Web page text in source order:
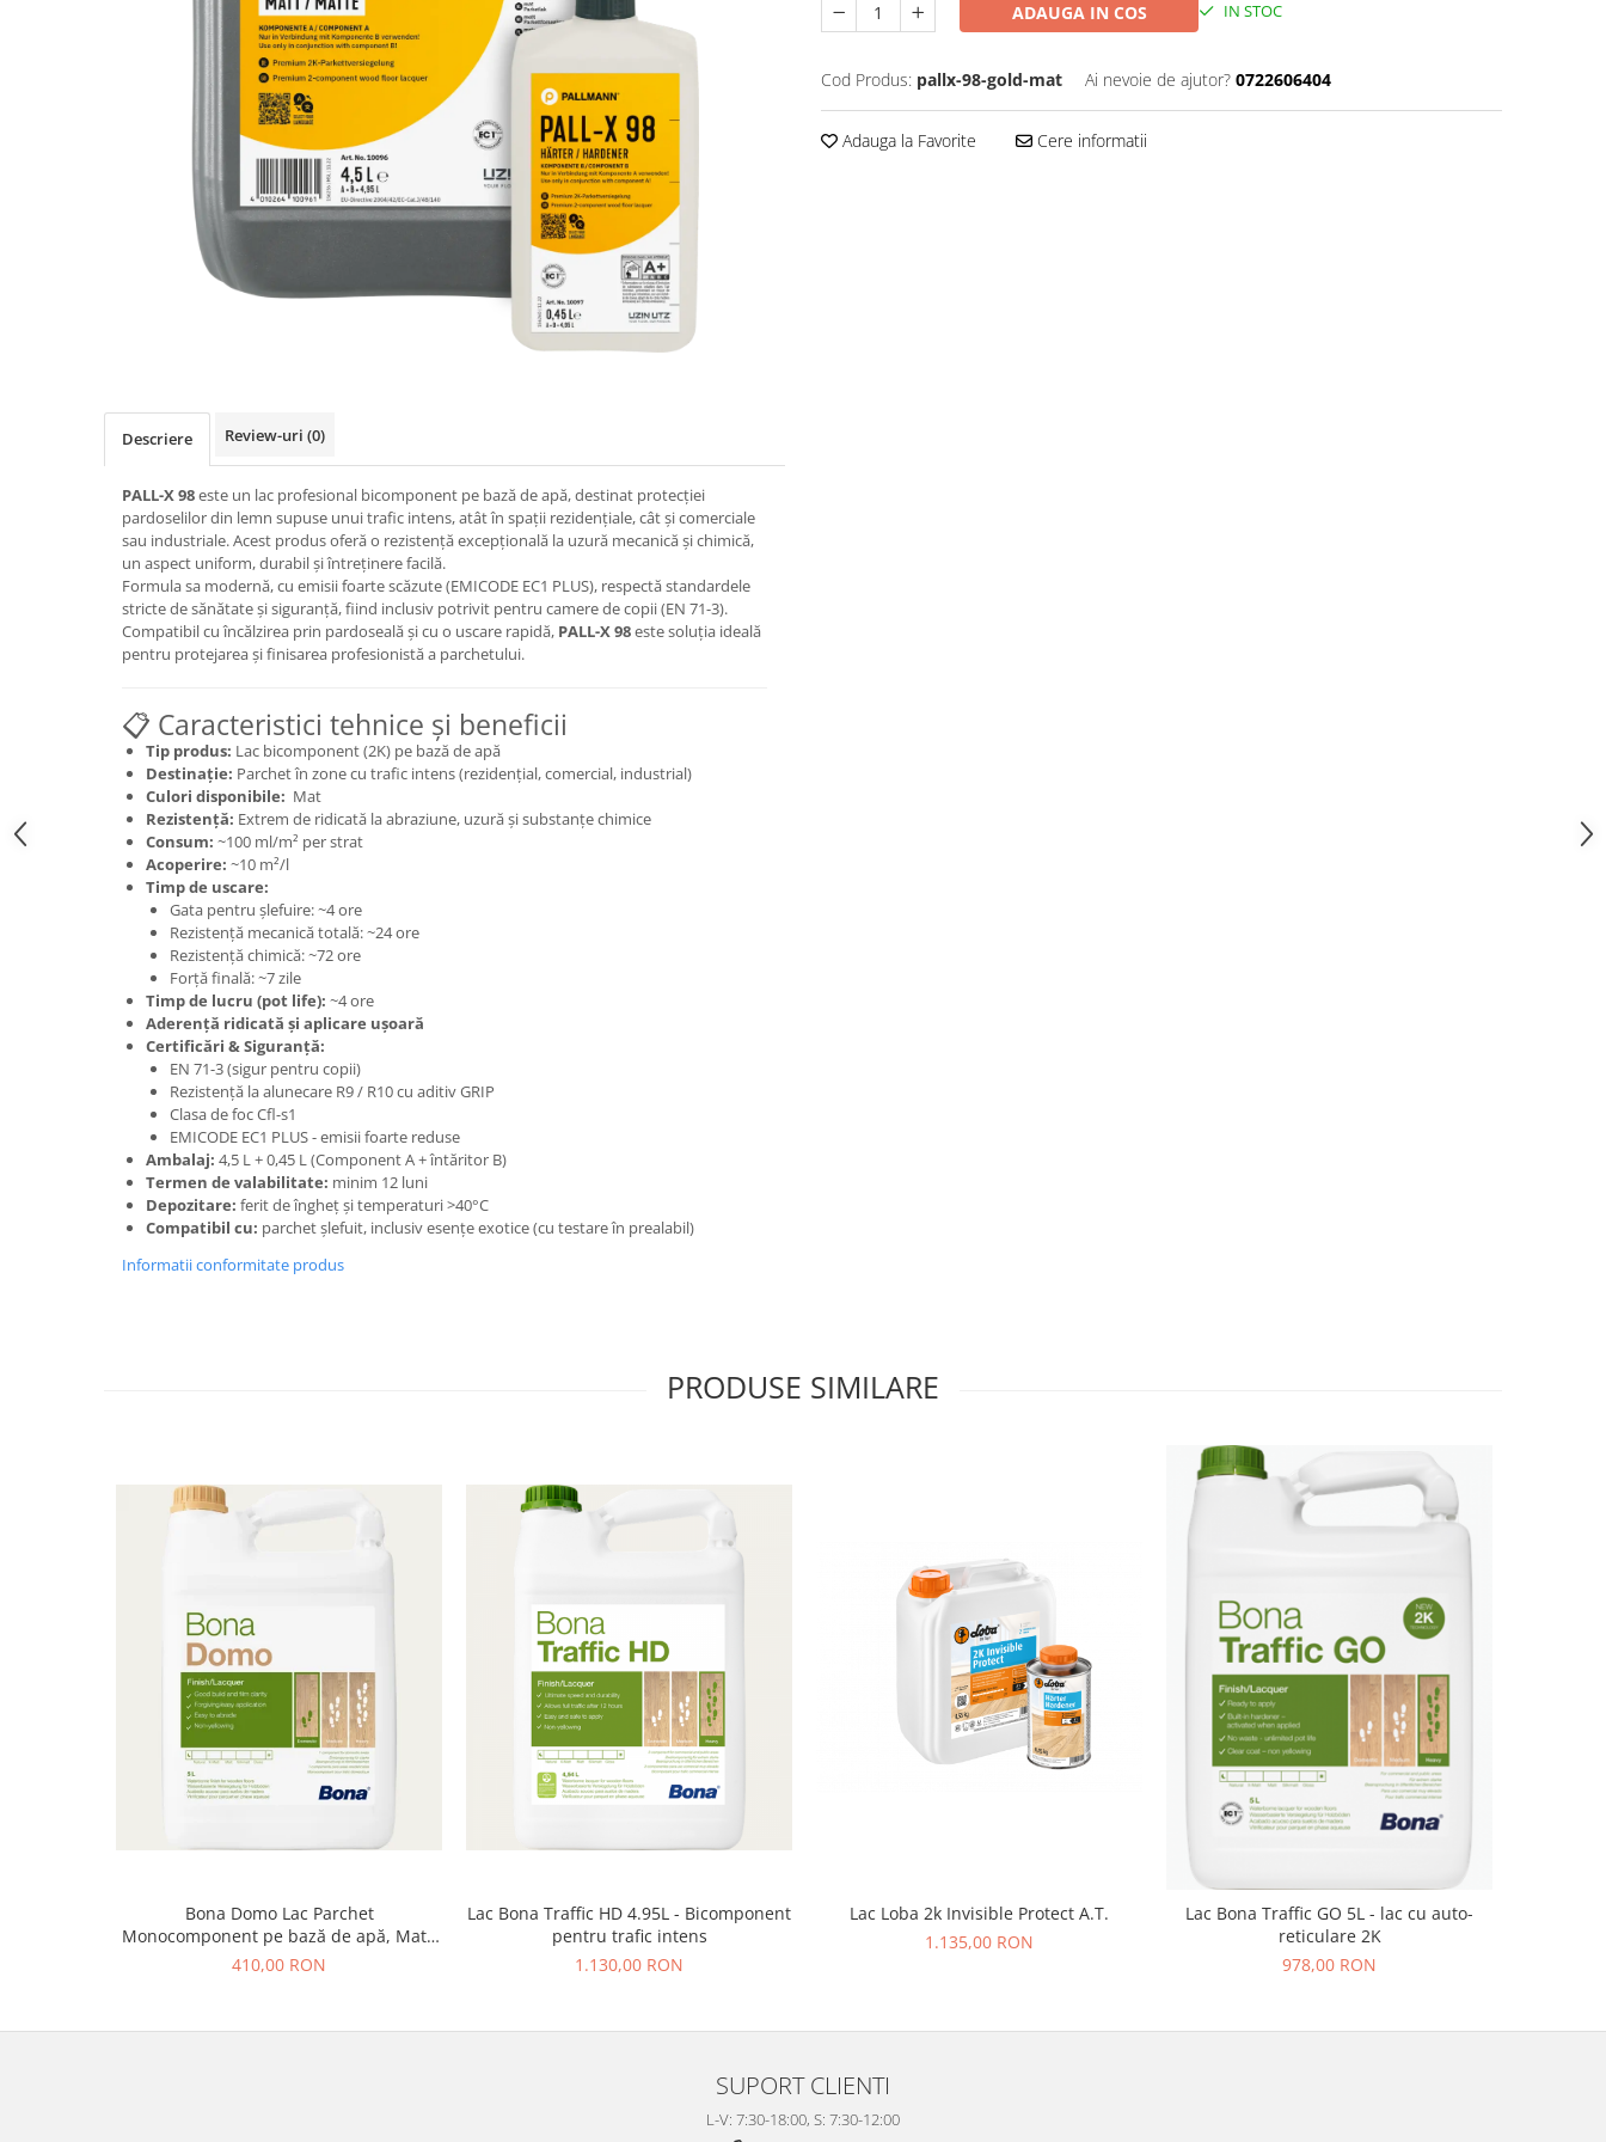
ADAUGA IN COS IN STOC
Cod Produs: pallx-98-gold-mat Ai nevoie de ajutor? 0722606404
Adauga la Favorite Cere informatii
Descriere Review-uri (0)
PALL-X 98este un lac profesional bicomponent pe bază de apă, destinat protecției
pardoselilor din lemn supuse unui trafic intens, atât în spații rezidențiale, cât și comerciale
sau industriale. Acest produs oferă o rezistență excepțională la uzură mecanică și chimică,
un aspect uniform, durabil și întreținere facilă.
Formula sa modernă, cu emisii foarte scăzute (EMICODE EC1 PLUS), respectă standardele
stricte de sănătate și siguranță, fiind inclusiv potrivit pentru camere de copii (EN 71-3).
Compatibil cu încălzirea prin pardoseală și cu o uscare rapidă, PALL-X 98este soluția ideală
pentru protejarea și finisarea profesionistă a parchetului.
📋 Caracteristici tehnice și beneficii
Tip produs: Lac bicomponent (2K) pe bază de apă
Destinație: Parchet în zone cu trafic intens (rezidențial, comercial, industrial)
Culori disponibile: Mat
Rezistență: Extrem de ridicată la abraziune, uzură și substanțe chimice
Consum: ~100 ml/m² per strat
Acoperire: ~10 m²/l
Timp de uscare:
Gata pentru șlefuire: ~4 ore
Rezistență mecanică totală: ~24 ore
Rezistență chimică: ~72 ore
Forță finală: ~7 zile
Timp de lucru (pot life): ~4 ore
Aderență ridicată și aplicare ușoară
Certificări & Siguranță:
EN 71-3 (sigur pentru copii)
Rezistență la alunecare R9 / R10 cu aditiv GRIP
Clasa de foc Cfl-s1
EMICODE EC1 PLUS - emisii foarte reduse
Ambalaj: 4,5 L + 0,45 L (Component A + întăritor B)
Termen de valabilitate: minim 12 luni
Depozitare: ferit de îngheț și temperaturi >40°C
Compatibil cu: parchet șlefuit, inclusiv esențe exotice (cu testare în prealabil)
Informatii conformitate produs
PRODUSE SIMILARE
Bona Domo Lac Parchet
Monocomponent pe bază de apă, Mat /
Satinat, 5L
410,00 RON
Lac Bona Traffic HD 4.95L - Bicomponent
pentru trafic intens
1.130,00 RON
Lac Loba 2k Invisible Protect A.T.
1.135,00 RON
Lac Bona Traffic GO 5L - lac cu auto-
reticulare 2K
978,00 RON
SUPORT CLIENTI
L-V: 7:30-18:00, S: 7:30-12:00